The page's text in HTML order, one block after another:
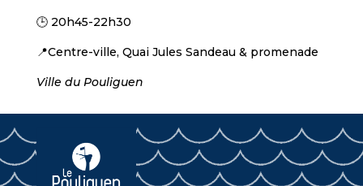
🕒 20h45-22h30
📍Centre-ville, Quai Jules Sandeau & promenade
Ville du Pouliguen